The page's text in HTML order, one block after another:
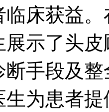
床获益
示了头
手段及
为患者